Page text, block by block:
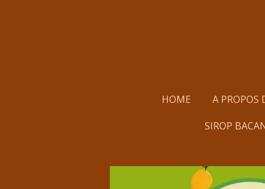
HOME A PROPOS
SIROP